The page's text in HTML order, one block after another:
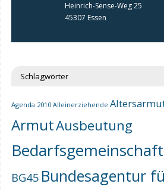
Heinrich-Sense-Weg 25
45307 Essen
Schlagwörter
Agenda 2010 Alleinerziehende
ArmutAusbeutung
Bedarfsgemeinschaft
BG45 Bundesagentur